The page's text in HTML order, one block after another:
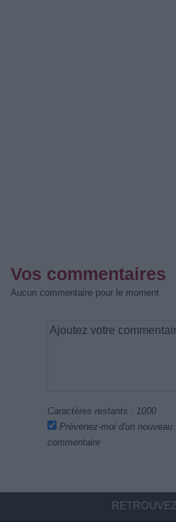
Vos commentaires
Aucun commentaire pour le moment
Caractères restants : 1000
Prévenez-moi d'un nouveau
commentaire